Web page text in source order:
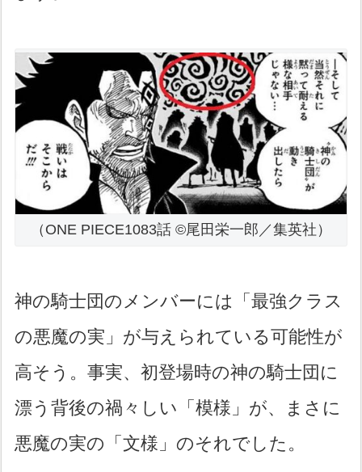
（ONE PIECE1083話 ©尾田栄一郎／集英社）
神の騎士団のメンバーには「最強クラス
の悪魔の実」が与えられている可能性が
高そう。事実、初登場時の神の騎士団に
漂う背後の禍々しい「模様」が、まさに
悪魔の実の「文様」のそれでした。